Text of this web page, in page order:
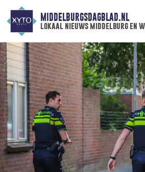
MIDDELBURGSDAGBLAD.NL
lokaal nieuws middelburg en